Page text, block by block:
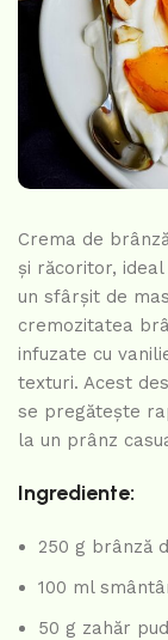
Crema de
și răcoritor,
un sfârșit de
cremozitatea
infuzate cu
texturi. Acest
se pregătește
la un prânz
Ingrediente:
250 g brânză
100 ml
50 g zahăr